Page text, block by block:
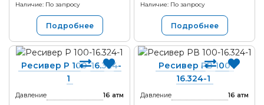
Наличие: По запросу
Подробнее
Наличие: По запросу
Подробнее
Ресивер Р 100-16.324-
1
Давление 16 атм
Ресивер РВ 100-
16.324-1
Давление 16 атм